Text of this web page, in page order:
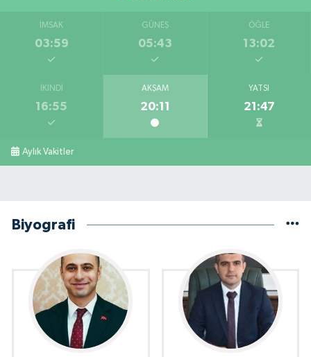
İMSAK
03:59
GÜNEŞ
05:43
ÖĞLE
13:02
İKINDI
16:55
AKŞAM
20:11
YATSI
21:47
Aylık Vakitler
Biyografi